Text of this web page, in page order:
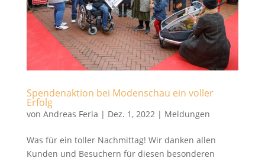
Spendenaktion bei Modenschau ein voller
Erfolg
von Andreas Ferla | Dez. 1, 2022| Meldungen
Was für ein toller Nachmittag! Wir danken allen
Kunden und Besuchern für diesen besonderen